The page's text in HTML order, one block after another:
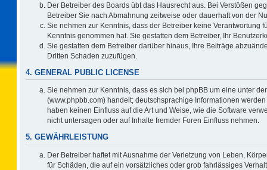
Der Betreiber des Boards übt das Hausrecht aus. Bei Verstößen
Betreiber Sie nach Abmahnung zeitweise oder dauerhaft von der
Sie nehmen zur Kenntnis, dass der Betreiber keine Verantwortung
Kenntnis genommen hat. Sie gestatten dem Betreiber, Ihr
Sie gestatten dem Betreiber darüber hinaus, Ihre Beiträge
Dritten Schaden zuzufügen.
4. GENERAL PUBLIC LICENSE
Sie nehmen zur Kenntnis, dass es sich bei phpBB um eine unter der
(www.phpbb.com) handelt; deutschsprachige Informationen
haben keinen Einfluss auf die Art und Weise, wie die Software
nicht untersagen oder auf Inhalte fremder Foren Einfluss nehmen.
5. GEWÄHRLEISTUNG
Der Betreiber haftet mit Ausnahme der Verletzung von Leben,
für Schäden, die auf ein vorsätzliches oder grob fahrlässiges